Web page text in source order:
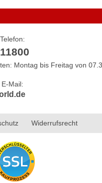
Montag bis Freitag von
Mail:
Widerrufsrecht